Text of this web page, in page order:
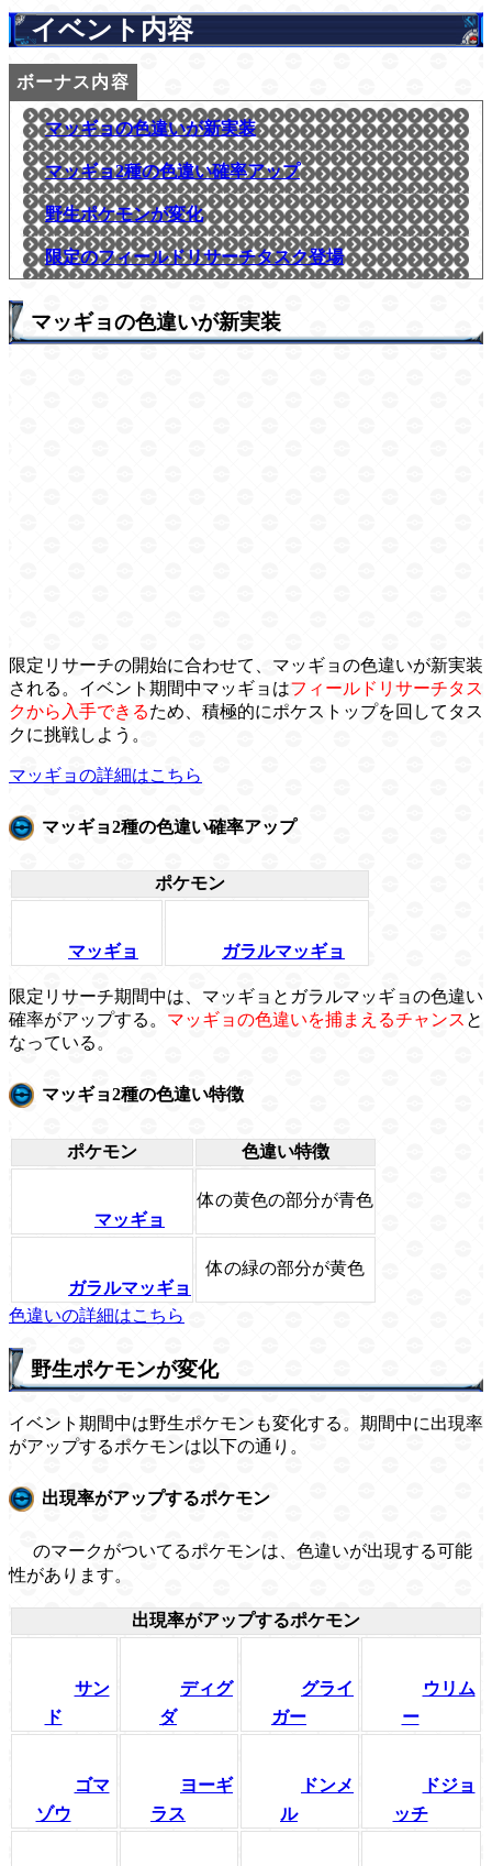
イベント内容
マッギョの色違いが新実装
マッギョ2種の色違い確率アップ
野生ポケモンが変化
限定のフィールドリサーチタスク登場
マッギョの色違いが新実装
限定リサーチの開始に合わせて、マッギョの色違いが新実装
される。イベント期間中マッギョはフィールドリサーチタス
クから入手できるため、積極的にポケストップを回してタス
クに挑戦しよう。
マッギョの詳細はこちら
マッギョ2種の色違い確率アップ
ポケモン
マッギョ ガラルマッギョ
限定リサーチ期間中は、マッギョとガラルマッギョの色違い
確率がアップする。 マッギョの色違いを捕まえるチャンス と
なっている。
マッギョ2種の色違い特徴
ポケモン 色違い特徴
マッギョ
体の黄色の部分が青色
ガラルマッギョ
体の緑の部分が黄色
色違いの詳細はこちら
野生ポケモンが変化
イベント期間中は野生ポケモンも変化する。期間中に出現率
がアップするポケモンは以下の通り。
出現率がアップするポケモン
のマークがついてるポケモンは、色違いが出現する可能
性があります。
出現率がアップするポケモン
サン
ド
ディグ
ダ
グライ
ガー
ウリム
ー
ゴマ
ゾウ
ヨーギ
ラス
ドンメ
ル
ドジョ
ッチ